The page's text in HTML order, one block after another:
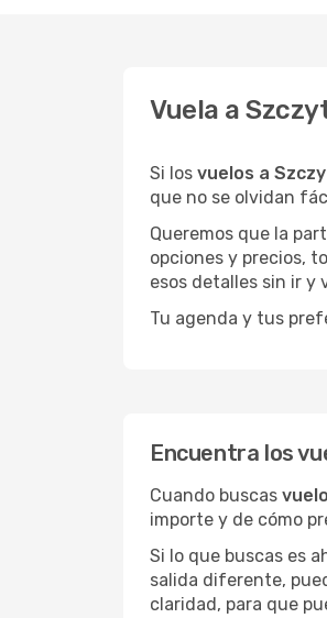
Vuela a
Si los vuelos a
que no se olvidan
Queremos que la
opciones y precios,
esos detalles sin ir y
Tu agenda y tus
Encuentra los
Cuando buscas
importe y de cómo
Si lo que buscas es
salida diferente,
claridad, para que